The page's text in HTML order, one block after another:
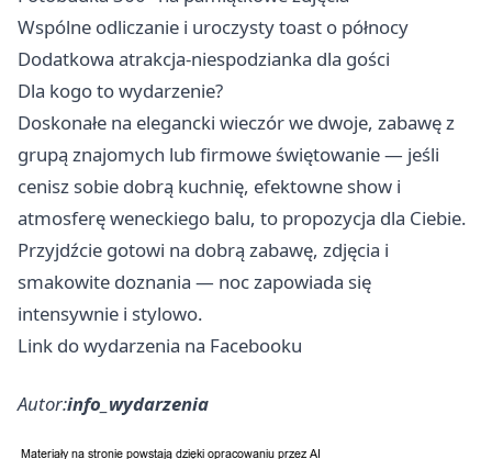
Wspólne odliczanie i uroczysty toast o północy
Dodatkowa atrakcja-niespodzianka dla gości
Dla kogo to wydarzenie?
Doskonałe na elegancki wieczór we dwoje, zabawę z
grupą znajomych lub firmowe świętowanie — jeśli
cenisz sobie dobrą kuchnię, efektowne show i
atmosferę weneckiego balu, to propozycja dla Ciebie.
Przyjdźcie gotowi na dobrą zabawę, zdjęcia i
smakowite doznania — noc zapowiada się
intensywnie i stylowo.
Link do wydarzenia na Facebooku
Autor:info_wydarzenia